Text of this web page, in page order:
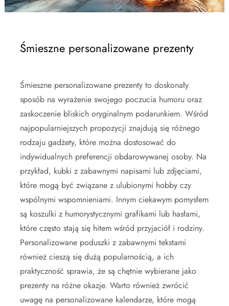
Śmieszne personalizowane prezenty
Śmieszne personalizowane prezenty to doskonały
sposób na wyrażenie swojego poczucia humoru oraz
zaskoczenie bliskich oryginalnym podarunkiem. Wśród
najpopularniejszych propozycji znajdują się różnego
rodzaju gadżety, które można dostosować do
indywidualnych preferencji obdarowywanej osoby. Na
przykład, kubki z zabawnymi napisami lub zdjęciami,
które mogą być związane z ulubionymi hobby czy
wspólnymi wspomnieniami. Innym ciekawym pomysłem
są koszulki z humorystycznymi grafikami lub hasłami,
które często stają się hitem wśród przyjaciół i rodziny.
Personalizowane poduszki z zabawnymi tekstami
również cieszą się dużą popularnością, a ich
praktyczność sprawia, że są chętnie wybierane jako
prezenty na różne okazje. Warto również zwrócić
uwagę na personalizowane kalendarze, które mogą